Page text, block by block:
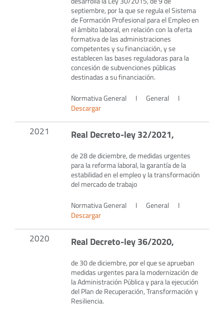
septiembre, por la que se regula el Sistema
de Formación Profesional para el Empleo en
el ámbito laboral, en relación con la oferta
formativa de las administraciones
competentes y su financiación, y se
establecen las bases reguladoras para la
concesión de subvenciones públicas
destinadas a su financiación.
Normativa General
I General
I
Descargar
2021 Real Decreto-ley 32/2021,
de 28 de diciembre, de medidas urgentes
para la reforma laboral, la garantía de la
estabilidad en el empleo y la transformación
del mercado de trabajo
Normativa General
I General
I
Descargar
2020 Real Decreto-ley 36/2020,
de 30 de diciembre, por el que se aprueban
medidas urgentes para la modernización de
la Administración Pública y para la ejecución
del Plan de Recuperación, Transformación y
Resiliencia.